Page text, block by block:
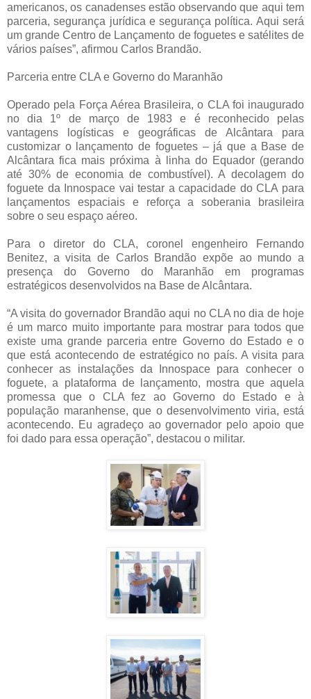
americanos, os canadenses estão observando que aqui tem
parceria, segurança jurídica e segurança política. Aqui será
um grande Centro de Lançamento de foguetes e satélites de
vários países”, afirmou Carlos Brandão.
Parceria entre CLA e Governo do Maranhão
Operado pela Força Aérea Brasileira, o CLA foi inaugurado
no dia 1º de março de 1983 e é reconhecido pelas
vantagens logísticas e geográficas de Alcântara para
customizar o lançamento de foguetes – já que a Base de
Alcântara fica mais próxima à linha do Equador (gerando
até 30% de economia de combustível). A decolagem do
foguete da Innospace vai testar a capacidade do CLA para
lançamentos espaciais e reforça a soberania brasileira
sobre o seu espaço aéreo.
Para o diretor do CLA, coronel engenheiro Fernando
Benitez, a visita de Carlos Brandão expõe ao mundo a
presença do Governo do Maranhão em programas
estratégicos desenvolvidos na Base de Alcântara.
“A visita do governador Brandão aqui no CLA no dia de hoje
é um marco muito importante para mostrar para todos que
existe uma grande parceria entre Governo do Estado e o
que está acontecendo de estratégico no país. A visita para
conhecer as instalações da Innospace para conhecer o
foguete, a plataforma de lançamento, mostra que aquela
promessa que o CLA fez ao Governo do Estado e à
população maranhense, que o desenvolvimento viria, está
acontecendo. Eu agradeço ao governador pelo apoio que
foi dado para essa operação”, destacou o militar.